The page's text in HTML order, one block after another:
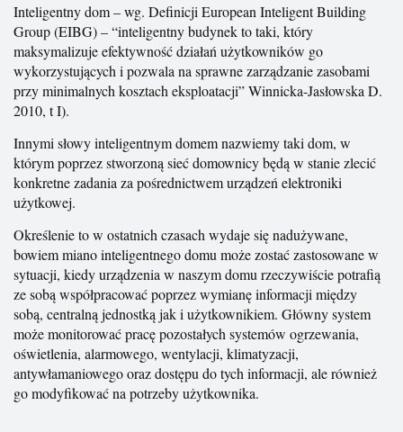
Inteligentny dom – wg. Definicji European Inteligent Building
Group (EIBG) – “inteligentny budynek to taki, który
maksymalizuje efektywność działań użytkowników go
wykorzystujących i pozwala na sprawne zarządzanie zasobami
przy minimalnych kosztach eksploatacji” Winnicka-Jasłowska D.
2010, t I).
Innymi słowy inteligentnym domem nazwiemy taki dom, w
którym poprzez stworzoną sieć domownicy będą w stanie zlecić
konkretne zadania za pośrednictwem urządzeń elektroniki
użytkowej.
Określenie to w ostatnich czasach wydaje się nadużywane,
bowiem miano inteligentnego domu może zostać zastosowane w
sytuacji, kiedy urządzenia w naszym domu rzeczywiście potrafią
ze sobą współpracować poprzez wymianę informacji między
sobą, centralną jednostką jak i użytkownikiem. Główny system
może monitorować pracę pozostałych systemów ogrzewania,
oświetlenia, alarmowego, wentylacji, klimatyzacji,
antywłamaniowego oraz dostępu do tych informacji, ale również
go modyfikować na potrzeby użytkownika.